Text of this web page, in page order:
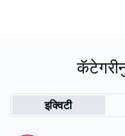
इक्विटी